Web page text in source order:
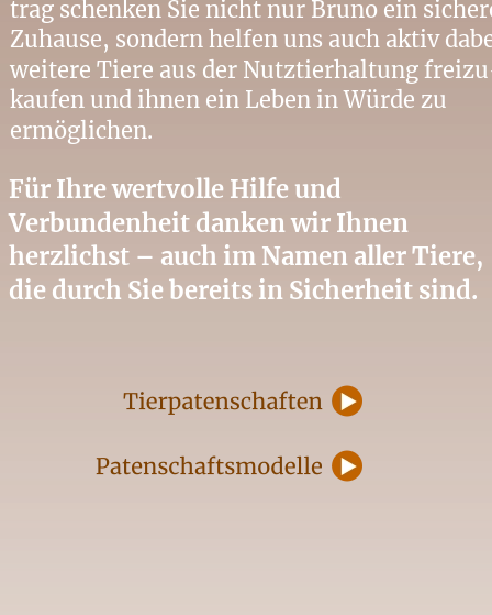
Für Ihre wertvolle Hilfe und
Verbundenheit danken wir Ihnen
herzlichst – auch im Namen aller Tiere,
die durch Sie bereits in Sicherheit sind.
trag schenken Sie nicht nur Bruno ein
Zuhause, sondern helfen uns auch aktiv
weitere Tiere aus der Nutztierhaltung
kaufen und ihnen ein Leben in Würde zu
ermöglichen.